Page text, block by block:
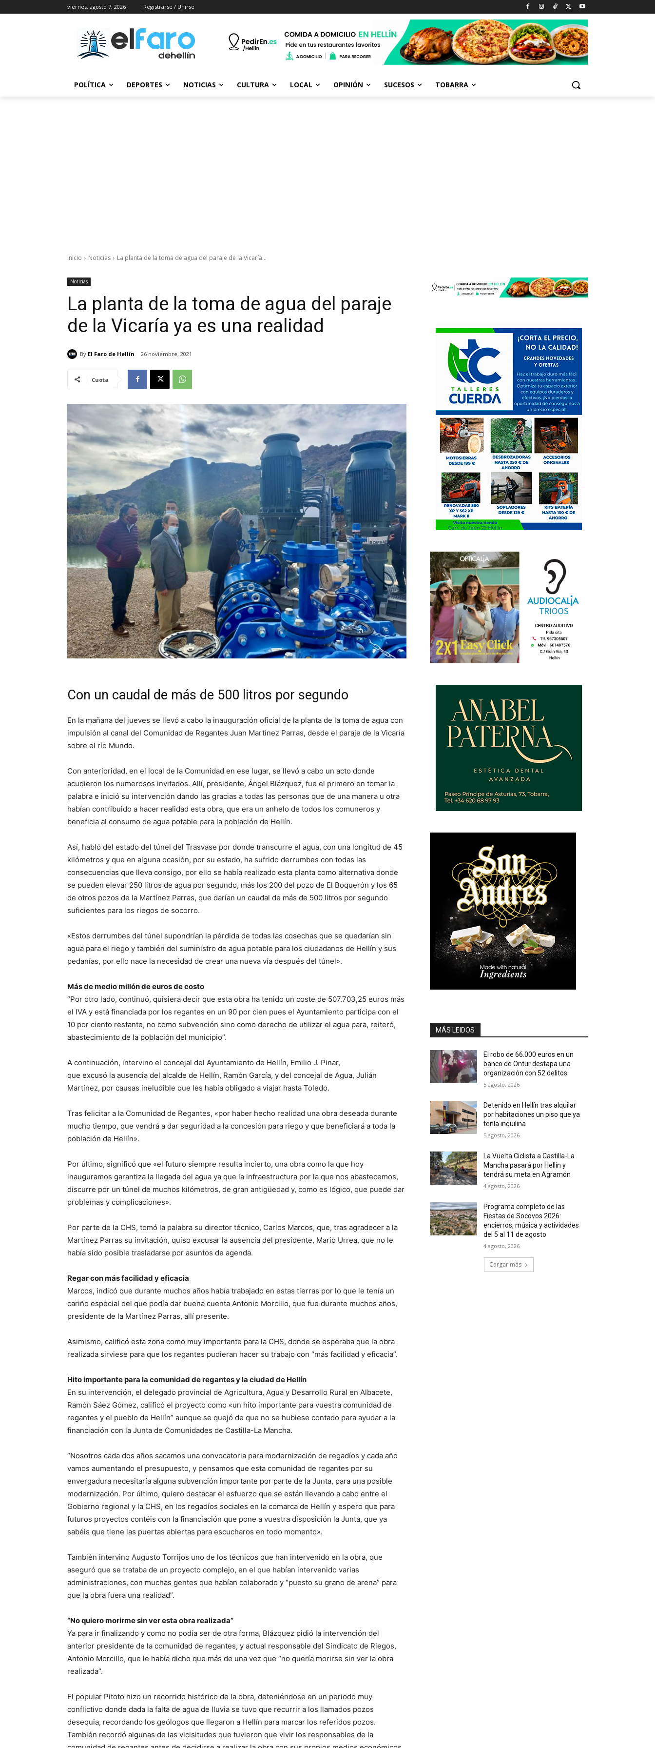
viernes, agosto 7, 2026 Registrarse / Unirse
POLÍTICA DEPORTES NOTICIAS CULTURA LOCAL OPINIÓN SUCESOS TOBARRA
Inicio Noticias La planta de la toma de agua del paraje de la Vicaría...
Noticias
La planta de la toma de agua del paraje
de la Vicaría ya es una realidad
By El Faro de Hellín 26 noviembre, 2021
Cuota
Con un caudal de más de 500 litros por segundo
En la mañana del jueves se llevó a cabo la inauguración oficial de la planta de la toma de agua con
impulsión al canal del Comunidad de Regantes Juan Martínez Parras, desde el paraje de la Vicaría
sobre el río Mundo.
Con anterioridad, en el local de la Comunidad en ese lugar, se llevó a cabo un acto donde
acudieron los numerosos invitados. Allí, presidente, Ángel Blázquez, fue el primero en tomar la
palabra e inició su intervención dando las gracias a todas las personas que de una manera u otra
habían contribuido a hacer realidad esta obra, que era un anhelo de todos los comuneros y
beneficia al consumo de agua potable para la población de Hellín.
Así, habló del estado del túnel del Trasvase por donde transcurre el agua, con una longitud de 45
kilómetros y que en alguna ocasión, por su estado, ha sufrido derrumbes con todas las
consecuencias que lleva consigo, por ello se había realizado esta planta como alternativa donde
se pueden elevar 250 litros de agua por segundo, más los 200 del pozo de El Boquerón y los 65
de otros pozos de la Martínez Parras, que darían un caudal de más de 500 litros por segundo
suficientes para los riegos de socorro.
«Estos derrumbes del túnel supondrían la pérdida de todas las cosechas que se quedarían sin
agua para el riego y también del suministro de agua potable para los ciudadanos de Hellín y sus
pedanías, por ello nace la necesidad de crear una nueva vía después del túnel».
Más de medio millón de euros de costo
“Por otro lado, continuó, quisiera decir que esta obra ha tenido un coste de 507.703,25 euros más
el IVA y está financiada por los regantes en un 90 por cien pues el Ayuntamiento participa con el
10 por ciento restante, no como subvención sino como derecho de utilizar el agua para, reiteró,
abastecimiento de la población del municipio”.
A continuación, intervino el concejal del Ayuntamiento de Hellín, Emilio J. Pinar,
que excusó la ausencia del alcalde de Hellín, Ramón García, y del concejal de Agua, Julián
Martínez, por causas ineludible que les había obligado a viajar hasta Toledo.
Tras felicitar a la Comunidad de Regantes, «por haber hecho realidad una obra deseada durante
mucho tiempo, que vendrá a dar seguridad a la concesión para riego y que beneficiará a toda la
población de Hellín».
Por último, significó que «el futuro siempre resulta incierto, una obra como la que hoy
inauguramos garantiza la llegada del agua ya que la infraestructura por la que nos abastecemos,
discurre por un túnel de muchos kilómetros, de gran antigüedad y, como es lógico, que puede dar
problemas y complicaciones».
Por parte de la CHS, tomó la palabra su director técnico, Carlos Marcos, que, tras agradecer a la
Martínez Parras su invitación, quiso excusar la ausencia del presidente, Mario Urrea, que no le
había sido posible trasladarse por asuntos de agenda.
Regar con más facilidad y eficacia
Marcos, indicó que durante muchos años había trabajado en estas tierras por lo que le tenía un
cariño especial del que podía dar buena cuenta Antonio Morcillo, que fue durante muchos años,
presidente de la Martínez Parras, allí presente.
Asimismo, calificó esta zona como muy importante para la CHS, donde se esperaba que la obra
realizada sirviese para que los regantes pudieran hacer su trabajo con “más facilidad y eficacia”.
Hito importante para la comunidad de regantes y la ciudad de Hellín
En su intervención, el delegado provincial de Agricultura, Agua y Desarrollo Rural en Albacete,
Ramón Sáez Gómez, calificó el proyecto como «un hito importante para vuestra comunidad de
regantes y el pueblo de Hellín” aunque se quejó de que no se hubiese contado para ayudar a la
financiación con la Junta de Comunidades de Castilla-La Mancha.
“Nosotros cada dos años sacamos una convocatoria para modernización de regadíos y cada año
vamos aumentando el presupuesto, y pensamos que esta comunidad de regantes por su
envergadura necesitaría alguna subvención importante por parte de la Junta, para una posible
modernización. Por último, quiero destacar el esfuerzo que se están llevando a cabo entre el
Gobierno regional y la CHS, en los regadíos sociales en la comarca de Hellín y espero que para
futuros proyectos contéis con la financiación que pone a vuestra disposición la Junta, que ya
sabéis que tiene las puertas abiertas para escucharos en todo momento».
También intervino Augusto Torrijos uno de los técnicos que han intervenido en la obra, que
aseguró que se trataba de un proyecto complejo, en el que habían intervenido varias
administraciones, con muchas gentes que habían colaborado y “puesto su grano de arena” para
que la obra fuera una realidad”.
“No quiero morirme sin ver esta obra realizada”
Ya para ir finalizando y como no podía ser de otra forma, Blázquez pidió la intervención del
anterior presidente de la comunidad de regantes, y actual responsable del Sindicato de Riegos,
Antonio Morcillo, que le había dicho que más de una vez que “no quería morirse sin ver la obra
realizada”.
El popular Pitoto hizo un recorrido histórico de la obra, deteniéndose en un periodo muy
conflictivo donde dada la falta de agua de lluvia se tuvo que recurrir a los llamados pozos
desequia, recordando los geólogos que llegaron a Hellín para marcar los referidos pozos.
También recordó algunas de las vicisitudes que tuvieron que vivir los responsables de la
MÁS LEIDOS
El robo de 66.000 euros en un
banco de Ontur destapa una
organización con 52 delitos
5 agosto, 2026
Detenido en Hellín tras alquilar
por habitaciones un piso que ya
tenía inquilina
5 agosto, 2026
La Vuelta Ciclista a Castilla-La
Mancha pasará por Hellín y
tendrá su meta en Agramón
4 agosto, 2026
Programa completo de las
Fiestas de Socovos 2026:
encierros, música y actividades
del 5 al 11 de agosto
4 agosto, 2026
Cargar más